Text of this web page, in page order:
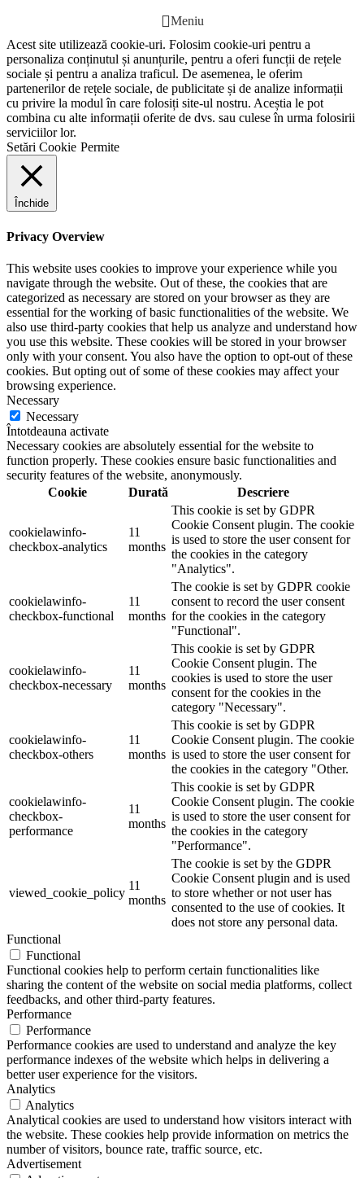
Meniu
Acest site utilizează cookie-uri. Folosim cookie-uri pentru a
personaliza conținutul și anunțurile, pentru a oferi funcții de rețele
sociale și pentru a analiza traficul. De asemenea, le oferim
partenerilor de rețele sociale, de publicitate și de analize informații
cu privire la modul în care folosiți site-ul nostru. Aceștia le pot
combina cu alte informații oferite de dvs. sau culese în urma folosirii
serviciilor lor.
Setări Cookie Permite
Închide
Privacy Overview
This website uses cookies to improve your experience while you
navigate through the website. Out of these, the cookies that are
categorized as necessary are stored on your browser as they are
essential for the working of basic functionalities of the website. We
also use third-party cookies that help us analyze and understand how
you use this website. These cookies will be stored in your browser
only with your consent. You also have the option to opt-out of these
cookies. But opting out of some of these cookies may affect your
browsing experience.
Necessary
Necessary
Întotdeauna activate
Necessary cookies are absolutely essential for the website to
function properly. These cookies ensure basic functionalities and
security features of the website, anonymously.
Cookie
Durată Descriere
cookielawinfo-
checkbox-analytics
11
months
This cookie is set by GDPR
Cookie Consent plugin. The cookie
is used to store the user consent for
the cookies in the category
"Analytics".
cookielawinfo-
checkbox-functional
11
months
The cookie is set by GDPR cookie
consent to record the user consent
for the cookies in the category
"Functional".
cookielawinfo-
checkbox-necessary
11
months
This cookie is set by GDPR
Cookie Consent plugin. The
cookies is used to store the user
consent for the cookies in the
category "Necessary".
cookielawinfo-
checkbox-others
11
months
This cookie is set by GDPR
Cookie Consent plugin. The cookie
is used to store the user consent for
the cookies in the category "Other.
cookielawinfo-
checkbox-
performance
11
months
This cookie is set by GDPR
Cookie Consent plugin. The cookie
is used to store the user consent for
the cookies in the category
"Performance".
viewed_cookie_policy
11
months
The cookie is set by the GDPR
Cookie Consent plugin and is used
to store whether or not user has
consented to the use of cookies. It
does not store any personal data.
Functional
Functional
Functional cookies help to perform certain functionalities like
sharing the content of the website on social media platforms, collect
feedbacks, and other third-party features.
Performance
Performance
Performance cookies are used to understand and analyze the key
performance indexes of the website which helps in delivering a
better user experience for the visitors.
Analytics
Analytics
Analytical cookies are used to understand how visitors interact with
the website. These cookies help provide information on metrics the
number of visitors, bounce rate, traffic source, etc.
Advertisement